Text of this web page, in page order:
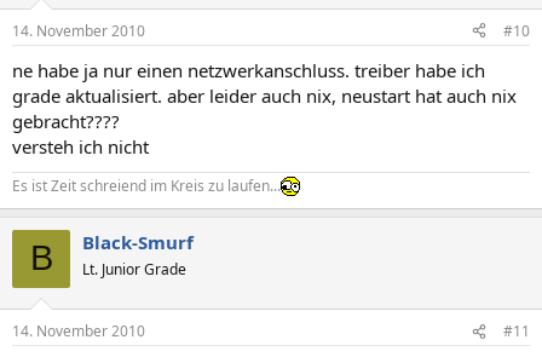
14. November 2010 #10
ne habe ja nur einen netzwerkanschluss. treiber habe ich
grade aktualisiert. aber leider auch nix, neustart hat auch nix
gebracht????
versteh ich nicht
Es ist Zeit schreiend im Kreis zu laufen...
B Black-Smurf
Lt. Junior Grade
14. November 2010 #11